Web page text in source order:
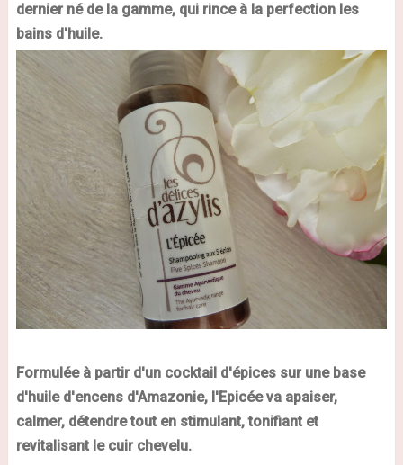
dernier né de la gamme, qui rince à la perfection les
bains d'huile.
Formulée à partir d'un cocktail d'épices sur une base
d'huile d'encens d'Amazonie, l'Epicée va apaiser,
calmer, détendre tout en stimulant, tonifiant et
revitalisant le cuir chevelu.